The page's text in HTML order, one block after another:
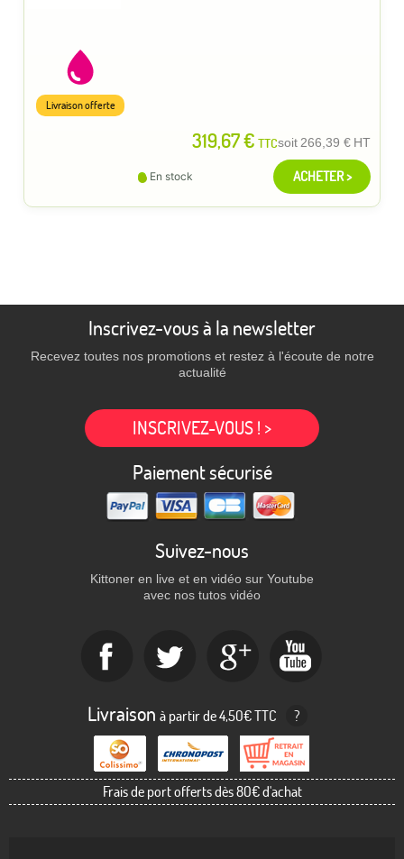
319,67 € TTCsoit266,39 € HT
Livraison offerte
En stock ACHETER >
Inscrivez-vous à la newsletter
Recevez toutes nos promotions et restez à l'écoute de notre
actualité
INSCRIVEZ-VOUS ! >
Paiement sécurisé
Suivez-nous
Kittoner en live et en vidéo sur Youtube
avec nos tutos vidéo
Livraison à partir de 4,50€ TTC ?
Frais de port offerts dès 80€ d'achat